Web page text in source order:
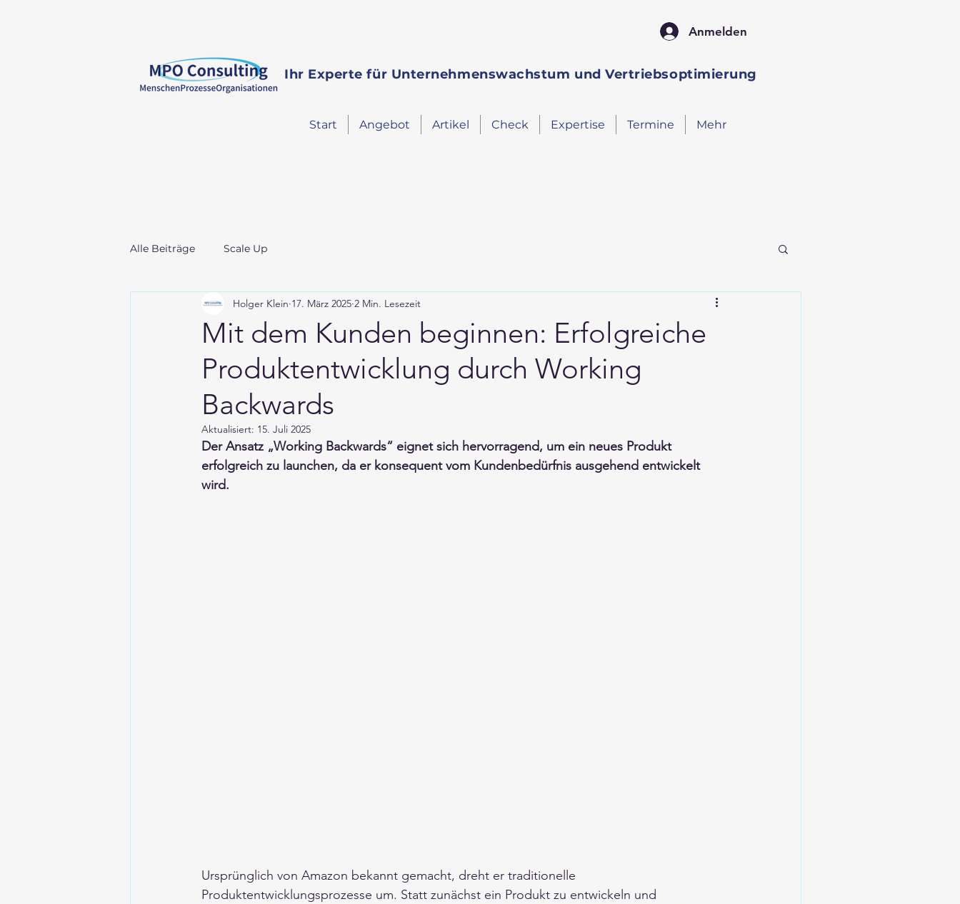
Start Angebot Artikel Check Expertise Termine Mehr
Ihr Experte für Unternehmenswachstum und Vertriebsoptimierung
Anmelden
Alle Beiträge Scale Up
Mit dem Kunden beginnen: Erfolgreiche
Produktentwicklung durch Working
Backwards
Holger Klein 17. März 2025 2 Min. Lesezeit
Aktualisiert: 15. Juli 2025
Der Ansatz „Working Backwards“ eignet sich hervorragend, um ein neues Produkt
erfolgreich zu launchen, da er konsequent vom Kundenbedürfnis ausgehend entwickelt
wird.
Ursprünglich von Amazon bekannt gemacht, dreht er traditionelle
Produktentwicklungsprozesse um. Statt zunächst ein Produkt zu entwickeln und